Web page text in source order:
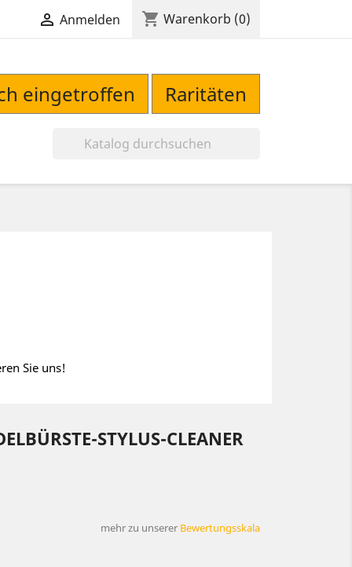
 Anmelden shopping_cart Warenkorb (0)
eingetroffen Raritäten
Sie uns!
STYLUS-CLEANER
mehr zu unserer Bewertungsskala